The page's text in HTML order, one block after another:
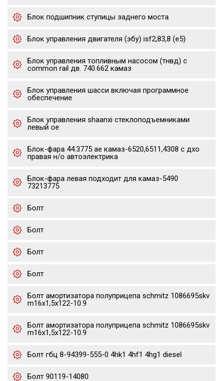
Блок подшипник ступицы заднего моста
Блок управления двигателя (эбу) isf2,83,8 (е5)
Блок управления топливным насосом (тнвд) с
common rail дв. 740.662 камаз
Блок управления шасси включая программное
обеспечение
Блок управления shaanxi стеклоподъемниками
левый oe
Блок-фара 44.3775 ae камаз-6520,6511,4308 с дхо
правая н/о автоэлектрика
Блок-фара левая подходит для камаз-5490
73213775
Болт
Болт
Болт
Болт
Болт амортизатора полуприцепа schmitz 1086695skv
m16x1,5х122-10.9
Болт амортизатора полуприцепа schmitz 1086695skv
m16x1,5х122-10.9
Болт гбц 8-94399-555-0 4hk1 4hf1 4hg1 diesel
Болт 90119-14080